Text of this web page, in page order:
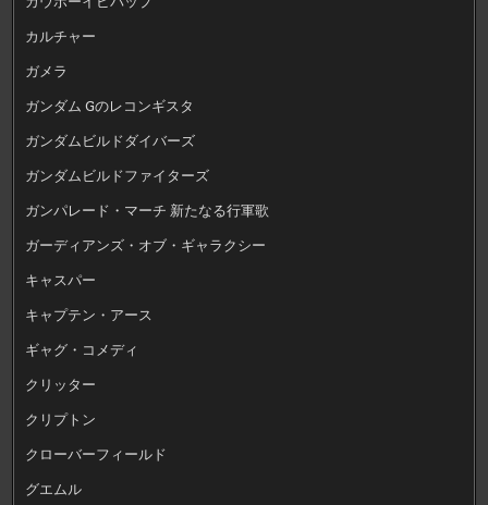
カルチャー
ガメラ
ガンダム Gのレコンギスタ
ガンダムビルドダイバーズ
ガンダムビルドファイターズ
ガンパレード・マーチ 新たなる行軍歌
ガーディアンズ・オブ・ギャラクシー
キャスパー
キャプテン・アース
ギャグ・コメディ
クリッター
クリプトン
クローバーフィールド
グエムル